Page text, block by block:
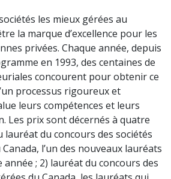
les mieux gérées au
la marque d’excellence pour les
privées. Chaque année, depuis
en 1993, des centaines de
concourent pour obtenir ce
processus rigoureux et
leurs compétences et leurs
Les prix sont décernés à quatre
lauréat du concours des sociétés
l’un des nouveaux lauréats
année ; 2) lauréat du concours des